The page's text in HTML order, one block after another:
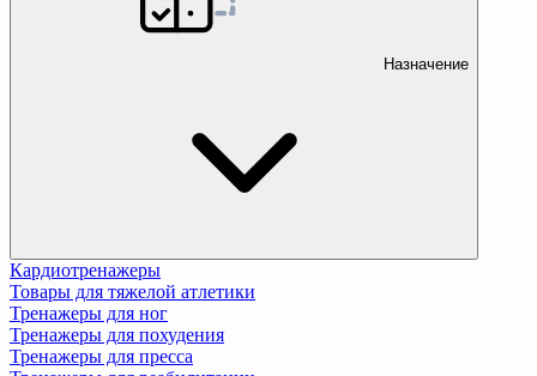
Назначение
Кардиотренажеры
Товары для тяжелой атлетики
Тренажеры для ног
Тренажеры для похудения
Тренажеры для пресса